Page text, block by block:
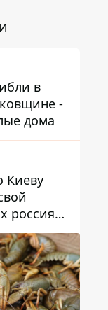
в
-
дома
Киеву
россиян:
под